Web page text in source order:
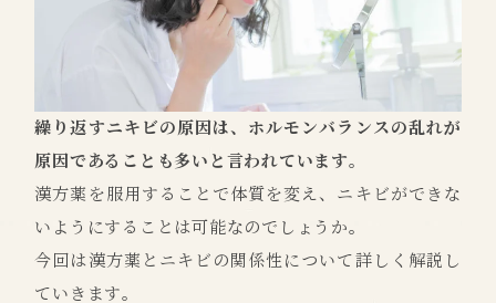
繰り返すニキビの原因は、ホルモンバランスの乱れが
原因であることも多いと言われています。
漢方薬を服用することで体質を変え、ニキビができな
いようにすることは可能なのでしょうか。
今回は漢方薬とニキビの関係性について詳しく解説し
ていきます。